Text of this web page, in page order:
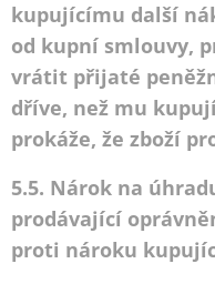
kupujícímu další
od kupní smlouvy,
vrátit přijaté
dříve, než mu
prokáže, že zboží
5.5. Nárok na
prodávající
proti nároku